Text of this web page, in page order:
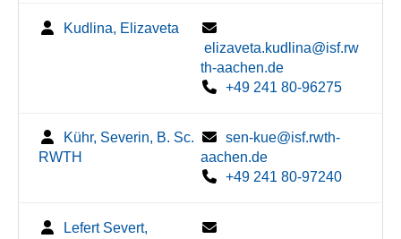
Kudlina, Elizaveta
elizaveta.kudlina@isf.rw
th-aachen.de
+49 241 80-96275
Kühr, Severin, B. Sc.
RWTH
sen-kue@isf.rwth-
aachen.de
+49 241 80-97240
Lefert Severt,